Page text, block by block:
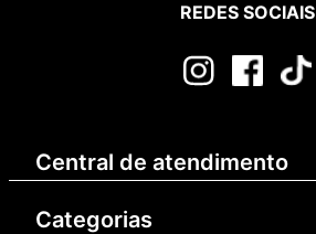
REDES SOCIAIS
Central de atendimento
Categorias